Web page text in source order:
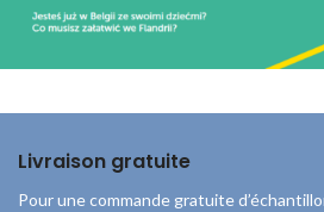
Livraison gratuite
Pour une commande gratuite